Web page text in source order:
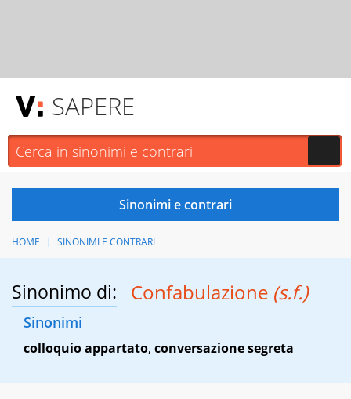
SAPERE
HOME SINONIMI E CONTRARI
Sinonimo di: Confabulazione (s.f.)
Sinonimi
colloquio appartato, conversazione segreta